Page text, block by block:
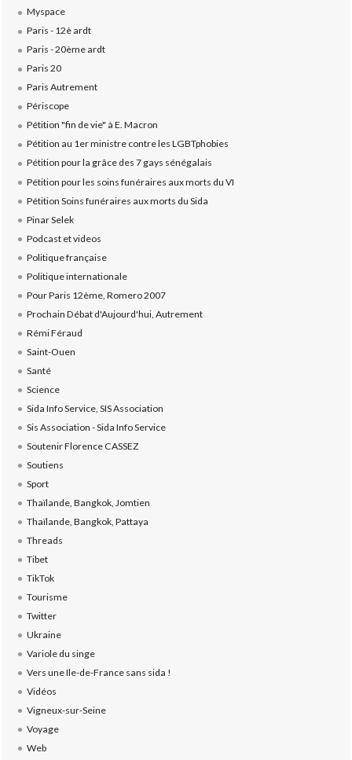
Myspace
Paris - 12è ardt
Paris - 20ème ardt
Paris 20
Paris Autrement
Périscope
Pétition "fin de vie" à E. Macron
Pétition au 1er ministre contre les LGBTphobies
Pétition pour la grâce des 7 gays sénégalais
Pétition pour les soins funéraires aux morts du VI
Pétition Soins funéraires aux morts du Sida
Pinar Selek
Podcast et videos
Politique française
Politique internationale
Pour Paris 12ème, Romero 2007
Prochain Débat d'Aujourd'hui, Autrement
Rémi Féraud
Saint-Ouen
Santé
Science
Sida Info Service, SIS Association
Sis Association - Sida Info Service
Soutenir Florence CASSEZ
Soutiens
Sport
Thaïlande, Bangkok, Jomtien
Thaïlande, Bangkok, Pattaya
Threads
Tibet
TikTok
Tourisme
Twitter
Ukraine
Variole du singe
Vers une Ile-de-France sans sida !
Vidéos
Vigneux-sur-Seine
Voyage
Web